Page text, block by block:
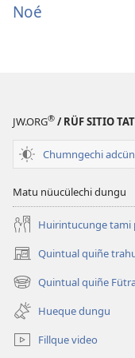
Noé
JW.ORG® / RÜF SITIO
Chumngechi
Matu nüucülechi dungu
Huirintucunge tami
Quintual quiñe
(peafiel
quiñe
hue
pestaña
mu)
Quintual quiñe
(peafiel
quiñe
hue
pestaña
mu)
Hueque dungu
Fillque video